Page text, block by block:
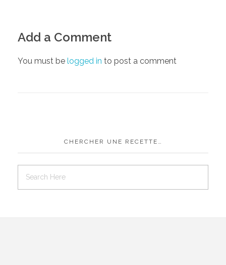
Add a Comment
You must be logged in to post a comment
CHERCHER UNE RECETTE…